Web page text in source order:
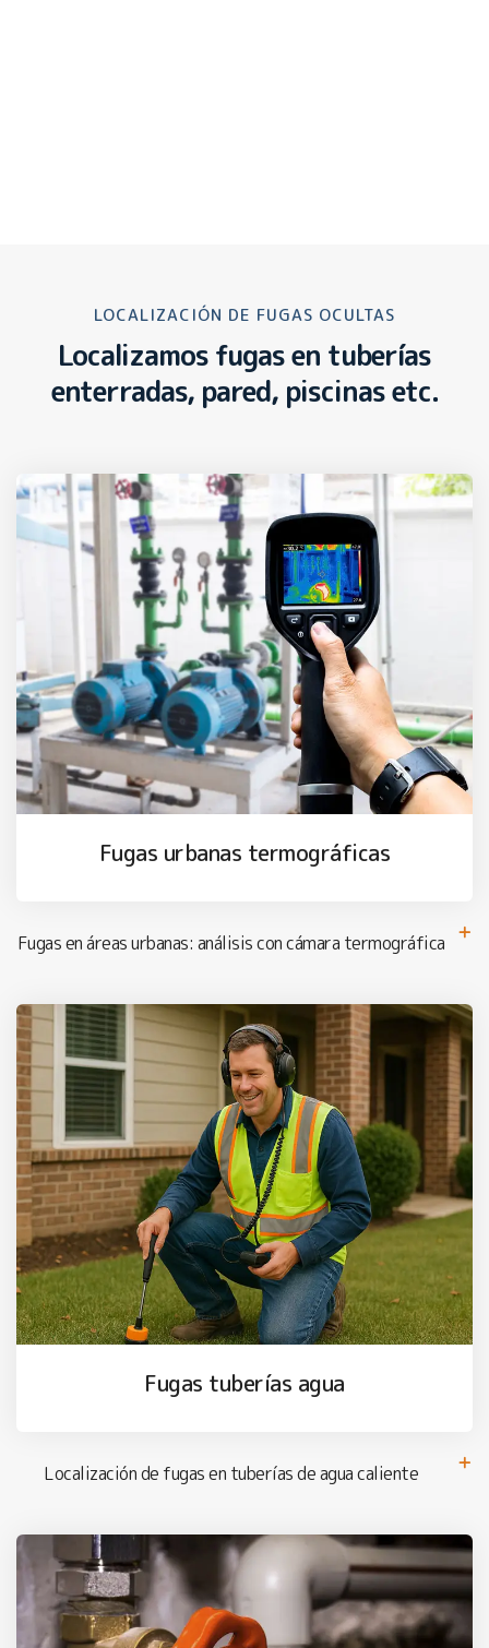
LOCALIZACIÓN DE FUGAS OCULTAS
Localizamos fugas en tuberías
enterradas, pared, piscinas etc.
Fugas urbanas termográficas
Fugas en áreas urbanas: análisis con cámara termográfica
Fugas tuberías agua
Localización de fugas en tuberías de agua caliente